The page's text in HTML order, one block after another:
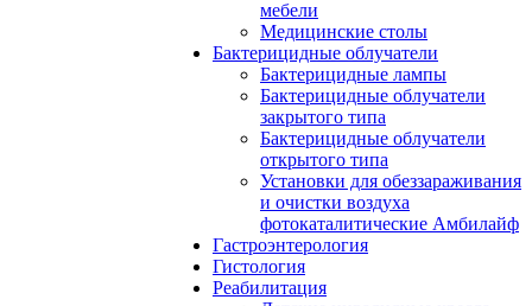
мебели
Медицинские столы
Бактерицидные облучатели
Бактерицидные лампы
Бактерицидные облучатели
закрытого типа
Бактерицидные облучатели
открытого типа
Установки для обеззараживания
и очистки воздуха
фотокаталитические Амбилайф
Гастроэнтерология
Гистология
Реабилитация